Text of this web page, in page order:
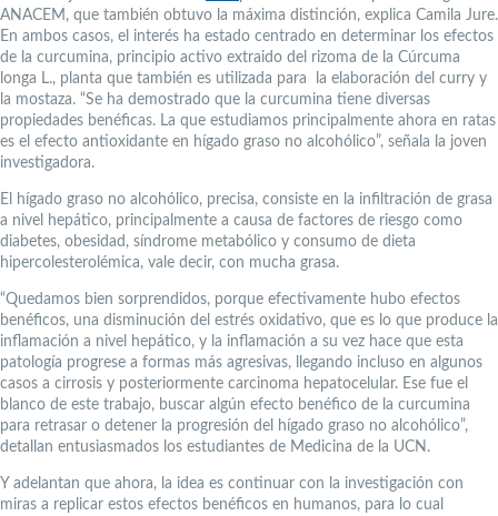
ANACEM, que también obtuvo la máxima distinción, explica Camila Jure.
En ambos casos, el interés ha estado centrado en determinar los efectos
de la curcumina, principio activo extraido del rizoma de la Cúrcuma
longa L., planta que también es utilizada para la elaboración del curry y
la mostaza. “Se ha demostrado que la curcumina tiene diversas
propiedades benéficas. La que estudiamos principalmente ahora en ratas
es el efecto antioxidante en hígado graso no alcohólico”, señala la joven
investigadora.
El hígado graso no alcohólico, precisa, consiste en la infiltración de grasa
a nivel hepático, principalmente a causa de factores de riesgo como
diabetes, obesidad, síndrome metabólico y consumo de dieta
hipercolesterolémica, vale decir, con mucha grasa.
“Quedamos bien sorprendidos, porque efectivamente hubo efectos
benéficos, una disminución del estrés oxidativo, que es lo que produce la
inflamación a nivel hepático, y la inflamación a su vez hace que esta
patología progrese a formas más agresivas, llegando incluso en algunos
casos a cirrosis y posteriormente carcinoma hepatocelular. Ese fue el
blanco de este trabajo, buscar algún efecto benéfico de la curcumina
para retrasar o detener la progresión del hígado graso no alcohólico”,
detallan entusiasmados los estudiantes de Medicina de la UCN.
Y adelantan que ahora, la idea es continuar con la investigación con
miras a replicar estos efectos benéficos en humanos, para lo cual